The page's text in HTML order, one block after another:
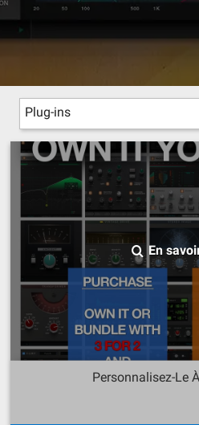
Plug-ins
En
Personnalisez-Le